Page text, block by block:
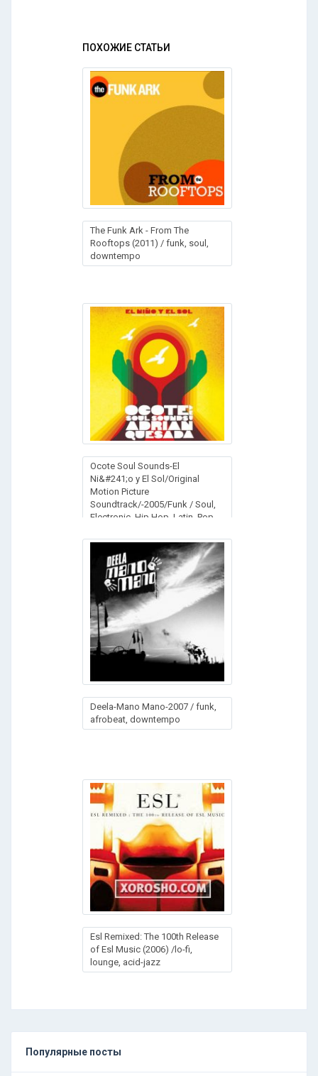
ПОХОЖИЕ СТАТЬИ
The Funk Ark - From The
Rooftops (2011) / funk, soul,
downtempo
Ocote Soul Sounds-El
Ni&#241;o y El Sol/Original
Motion Picture
Soundtrack/-2005/Funk / Soul,
Electronic, Hip Hop, Latin, Pop,
Deela-Mano Mano-2007 / funk,
afrobeat, downtempo
Esl Remixed: The 100th Release
of Esl Music (2006) /lo-fi,
lounge, acid-jazz
Популярные посты